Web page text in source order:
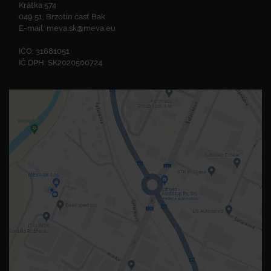
Krátka 574
049 51, Brzotín časť Bak
E-mail: meva.sk@meva.eu
IČO: 31681051
IČ DPH: SK2020500724